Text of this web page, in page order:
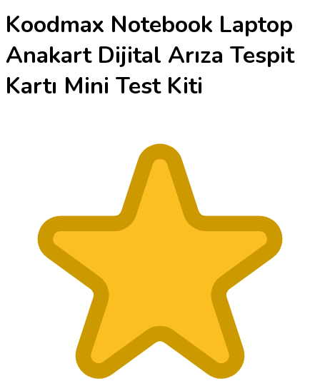
Koodmax Notebook Laptop
Anakart Dijital Arıza Tespit
Kartı Mini Test Kiti